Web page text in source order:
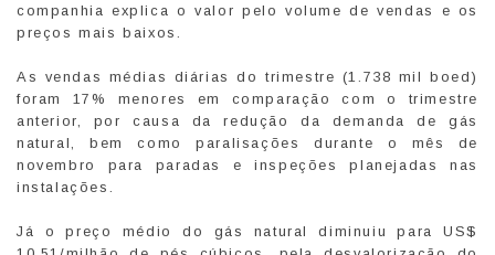
companhia explica o valor pelo volume de vendas e os
preços mais baixos.
As vendas médias diárias do trimestre (1.738 mil boed)
foram 17% menores em comparação com o trimestre
anterior, por causa da redução da demanda de gás
natural, bem como paralisações durante o mês de
novembro para paradas e inspeções planejadas nas
instalações.
Já o preço médio do gás natural diminuiu para US$